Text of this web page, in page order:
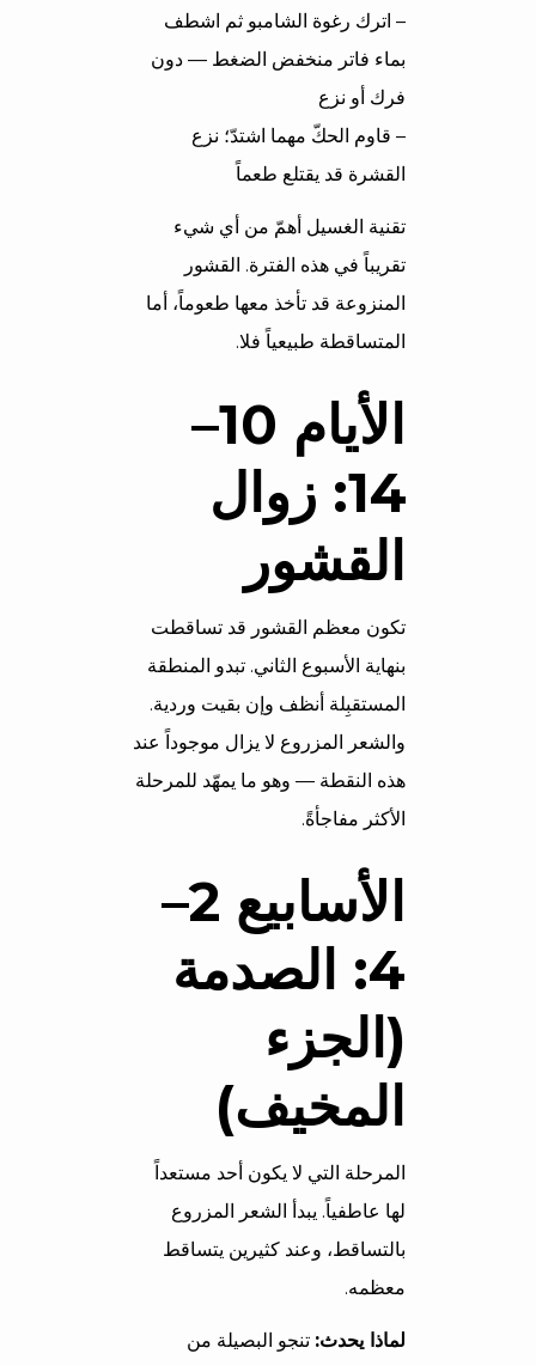
– اترك رغوة الشامبو ثم اشطف
بماء فاتر منخفض الضغط — دون
فرك أو نزع
– قاوم الحكّ مهما اشتدّ؛ نزع
القشرة قد يقتلع طعماً
تقنية الغسيل أهمّ من أي شيء
تقريباً في هذه الفترة. القشور
المنزوعة قد تأخذ معها طعوماً، أما
المتساقطة طبيعياً فلا.
الأيام 10–
14: زوال
القشور
تكون معظم القشور قد تساقطت
بنهاية الأسبوع الثاني. تبدو المنطقة
المستقبِلة أنظف وإن بقيت وردية.
والشعر المزروع لا يزال موجوداً عند
هذه النقطة — وهو ما يمهّد للمرحلة
الأكثر مفاجأةً.
الأسابيع 2–
4: الصدمة
(الجزء
المخيف)
المرحلة التي لا يكون أحد مستعداً
لها عاطفياً. يبدأ الشعر المزروع
بالتساقط، وعند كثيرين يتساقط
معظمه.
لماذا يحدث: تنجو البصيلة من